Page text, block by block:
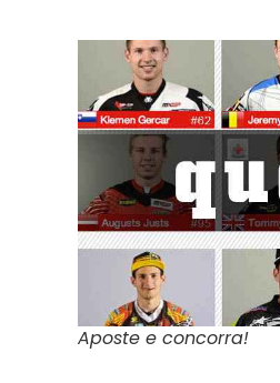
Aposte e concorra!